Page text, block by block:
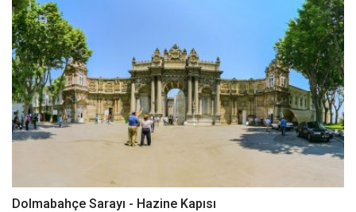
Dolmabahçe Sarayı - Hazine Kapısı